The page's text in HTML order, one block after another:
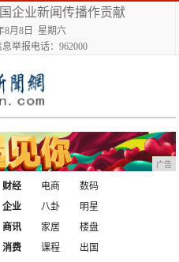
企业新闻传播作贡献
8月8日 星期六
举报电话：962000
广告
财经 电商
数码
企业
八卦
明星
商讯 家居
楼盘
消费
课程
出国